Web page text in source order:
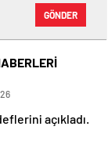
GÖNDER
açıkladı.